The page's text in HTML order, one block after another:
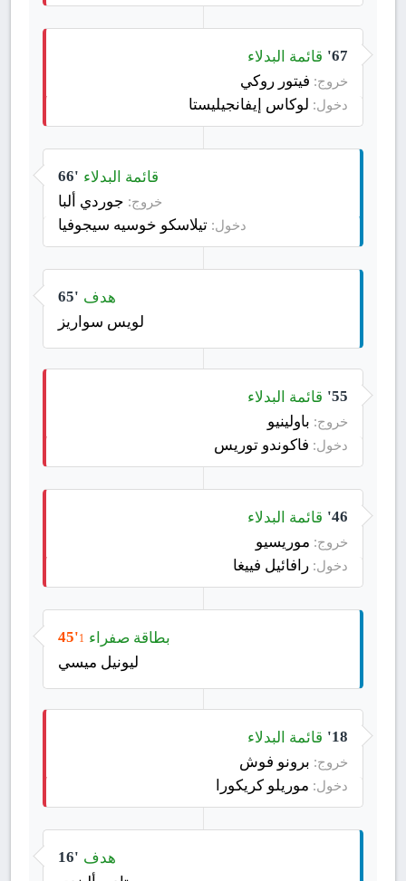
67' قائمة البدلاء
خروج: فيتور روكي
دخول: لوكاس إيفانجيليستا
66' قائمة البدلاء
خروج: جوردي ألبا
دخول: تيلاسكو خوسيه سيجوفيا
65' هدف
لويس سواريز
55' قائمة البدلاء
خروج: باولينيو
دخول: فاكوندو توريس
46' قائمة البدلاء
خروج: موريسيو
دخول: رافائيل فييغا
45'1 بطاقة صفراء
ليونيل ميسي
18' قائمة البدلاء
خروج: برونو فوش
دخول: موريلو كريكورا
16' هدف